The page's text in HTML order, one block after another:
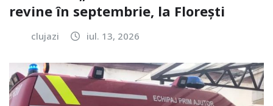
revine în septembrie, la Florești
clujazi iul. 13, 2026